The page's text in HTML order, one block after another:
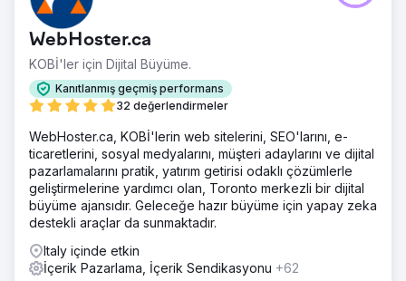
denetimleri gerçekleştirdik.
Sonuç
Marka, 6 ay içinde ChatGPT, Perplexity ve Google AI
Overview'da en önemli 50 alıcı niyeti sorgusunun 38'i için
önerilen bir kaynak haline geldi. İzlenen sorgu kapsamına
göre yapay zeka arama görünürlüğü ChatGPT'de %92,
Perplexity'de %88 ve Google AI Overview'da %84 arttı.
Organik arama tıklamaları toparlandı ve yıllık bazda %27
arttı, markalı arama hacmi %64 yükseldi ve ücretli medya
harcamaları artırılmadan 90 gün içinde gelen demo
talepleri ikiye katlandı.
WebHoster.ca
KOBİ'ler için Dijital Büyüme.
Kanıtlanmış geçmiş performans
32 değerlendirmeler
WebHoster.ca, KOBİ'lerin web sitelerini, SEO'larını, e-
ticaretlerini, sosyal medyalarını, müşteri adaylarını ve dijital
pazarlamalarını pratik, yatırım getirisi odaklı çözümlerle
geliştirmelerine yardımcı olan, Toronto merkezli bir dijital
büyüme ajansıdır. Geleceğe hazır büyüme için yapay zeka
destekli araçlar da sunmaktadır.
Italy içinde etkin
İçerik Pazarlama, İçerik Sendikasyonu +62